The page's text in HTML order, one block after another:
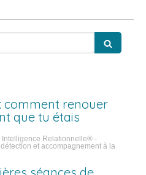
comment renouer
que tu étais
Relationnelle® -
et accompagnement à la